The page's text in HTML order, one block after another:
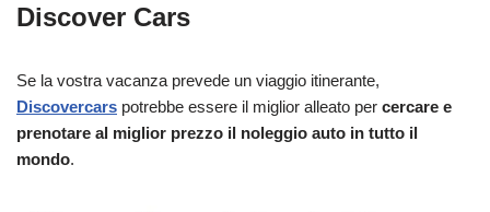
Discover Cars
Se la vostra vacanza prevede un viaggio itinerante,
Discovercars potrebbe essere il miglior alleato per cercare e
prenotare al miglior prezzo il noleggio auto in tutto il
mondo.